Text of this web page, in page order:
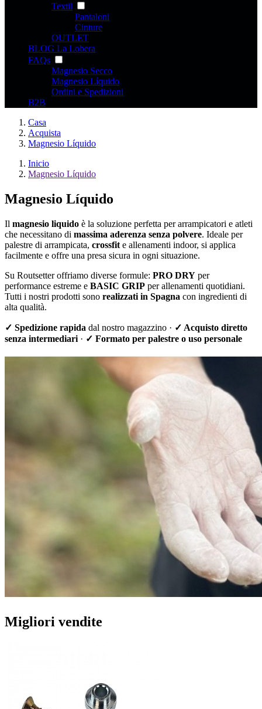
Textil
Pantaloni
Cinture
OUTLET
BLOG La Lobera
FAQs
Magnesio Secco
Magnesio Líquido
Ordini e Spedizioni
B2B
Casa
Acquista
Magnesio Líquido
Inicio
Magnesio Líquido
Magnesio Líquido
Il magnesio liquido è la soluzione perfetta per arrampicatori e atleti
che necessitano di massima aderenza senza polvere. Ideale per
palestre di arrampicata, crossfit e allenamenti indoor, si applica
facilmente e offre una presa sicura in ogni situazione.
Su Routsetter offriamo diverse formule: PRO DRY per
performance estreme e BASIC GRIP per allenamenti quotidiani.
Tutti i nostri prodotti sono realizzati in Spagna con ingredienti di
alta qualità.
✓ Spedizione rapida dal nostro magazzino · ✓ Acquisto diretto
senza intermediari · ✓ Formato per palestre o uso personale
Migliori vendite